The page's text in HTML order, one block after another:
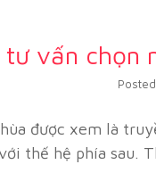
tư vấn chọn
được xem là
thế hệ phía sau.